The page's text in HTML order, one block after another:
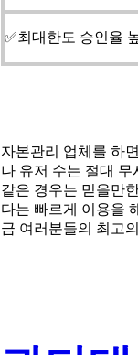
✅최대한도 승인율
자본관리 업체를 하
나 유저 수는 절대
같은 경우는 믿을만
다는 빠르게 이용을
금 여러분들의 최고